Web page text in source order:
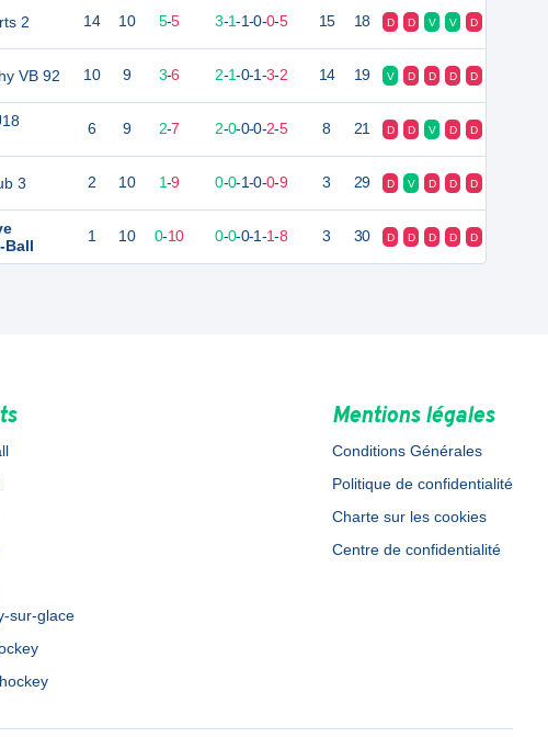
2
VB 92
3
Ball
14 10 5-5 3-1-1-0-0-5 15 18 D D V V D
10 9 3-6 2-1-0-1-3-2 14 19 V D D D D
6 9 2-7 2-0-0-0-2-5 8 21 D D V D D
2 10 1-9 0-0-1-0-0-9 3 29 D V D D D
1 10 0-10 0-0-0-1-1-8 3 30 D D D D D
sur-glace
Mentions légales
Conditions Générales
Politique de confidentialité
Charte sur les cookies
Centre de confidentialité